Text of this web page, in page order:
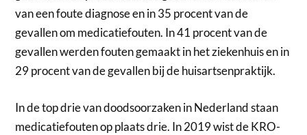
van een foute diagnose en in 35 procent van de
gevallen om medicatiefouten. In 41 procent van de
gevallen werden fouten gemaakt in het ziekenhuis en in
29 procent van de gevallen bij de huisartsenpraktijk.
In de top drie van doodsoorzaken in Nederland staan
medicatiefouten op plaats drie. In 2019 wist de KRO-